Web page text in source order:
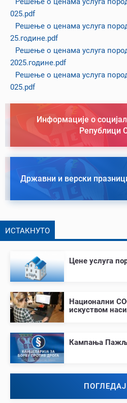
025.pdf
Решење о ценама услуга
25.године.pdf
Решење о ценама услуга
2025.године.pdf
Решење о ценама услуга
025.pdf
Информације о
Републици
Државни и верски
ИСТАКНУТО
Цене услуга
Национални
искуством
Кампања